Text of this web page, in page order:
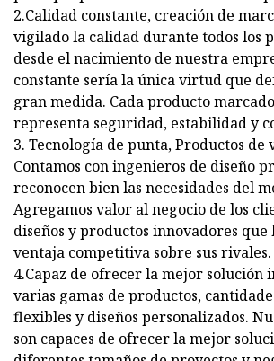
2.Calidad constante, creación de
vigilado la calidad durante todos los
desde el nacimiento de nuestra
constante sería la única virtud que
gran medida. Cada producto
representa seguridad, estabilidad y
3. Tecnología de punta, Productos
Contamos con ingenieros de diseño
reconocen bien las necesidades del
Agregamos valor al negocio de los
diseños y productos innovadores
ventaja competitiva sobre sus rivales.
4.Capaz de ofrecer la mejor solución
varias gamas de productos,
flexibles y diseños personalizados.
son capaces de ofrecer la mejor